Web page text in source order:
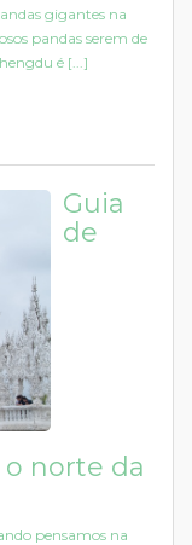
gigantes na
pandas serem de
é [...]
Guia
de
o norte da
pensamos na